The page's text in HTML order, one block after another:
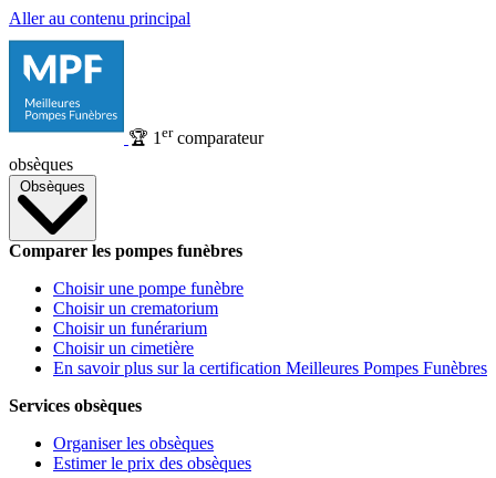
Aller au contenu principal
🏆 1 ercomparateur
obsèques
Obsèques
Comparer les pompes funèbres
Choisir une pompe funèbre
Choisir un crematorium
Choisir un funérarium
Choisir un cimetière
En savoir plus sur la certification Meilleures Pompes Funèbres
Services obsèques
Organiser les obsèques
Estimer le prix des obsèques